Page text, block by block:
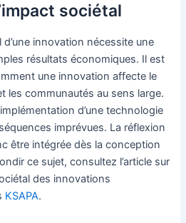
sociétal
d’une innovation nécessite une
résultats économiques. Il est
une innovation affecte le
les communautés au sens large.
d’une technologie
imprévues. La réflexion
être intégrée dès la conception
ce sujet, consultez l’article sur
des innovations
KSAPA.